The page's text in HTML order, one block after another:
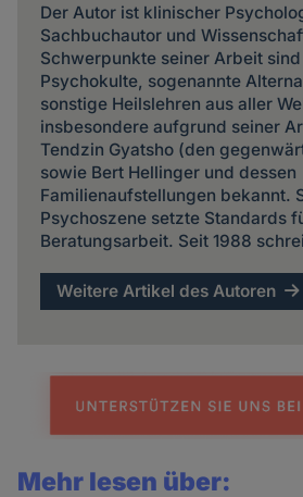
Der Autor ist klinischer
Sachbuchautor und
Schwerpunkte seiner Arbeit sind
Psychokulte, sogenannte
sonstige Heilslehren aus aller
insbesondere aufgrund seiner
Tendzin Gyatsho (den
sowie Bert Hellinger und dessen
Familienaufstellungen bekannt.
Psychoszene setzte Standards
Beratungsarbeit. Seit 1988
Weitere Artikel des Autoren
Mehr lesen über: